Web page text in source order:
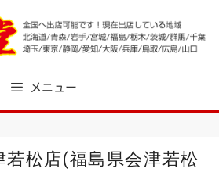
メニュー
松店(福島県会津若松